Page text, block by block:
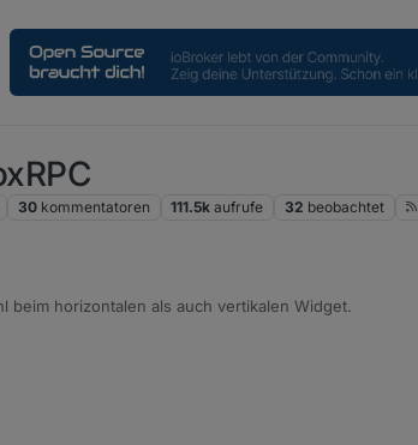
30 kommentatoren 111.5k aufrufe 32 beobachtet
horizontalen als auch vertikalen Widget.